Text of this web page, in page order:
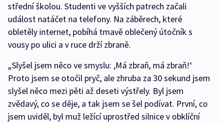
střední školou. Studenti ve vyšších patrech začali
událost natáčet na telefony. Na záběrech, které
obletěly internet, pobíhá tmavě oblečený útočník s
vousy po ulici a v ruce drží zbraně.
„Slyšel jsem něco ve smyslu: ,Má zbraň, má zbraň!‘
Proto jsem se otočil pryč, ale zhruba za 30 sekund jsem
slyšel něco mezi pěti až deseti výstřely. Byl jsem
zvědavý, co se děje, a tak jsem se šel podívat. První, co
jsem uviděl, byl muž ležící uprostřed silnice v obklíční